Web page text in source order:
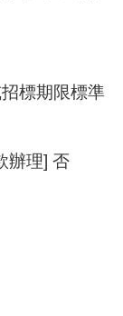
標期限標準
辦理] 否